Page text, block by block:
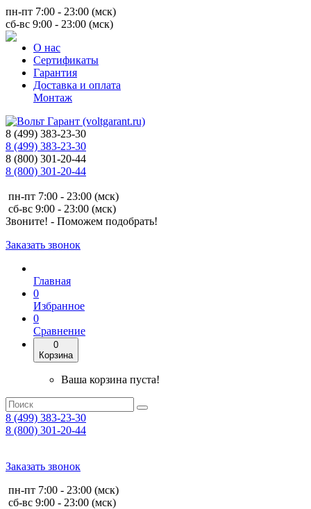
пн-пт 7:00 - 23:00 (мск)
сб-вс 9:00 - 23:00 (мск)
О нас
Сертификаты
Гарантия
Доставка и оплата
Монтаж
8 (499) 383-23-30
8 (499) 383-23-30
8 (800) 301-20-44
8 (800) 301-20-44
пн-пт 7:00 - 23:00 (мск)
сб-вс 9:00 - 23:00 (мск)
Звоните! - Поможем подобрать!
Заказать звонок
Главная
0
Избранное
0
Сравнение
0
Корзина
Ваша корзина пуста!
8 (499) 383-23-30
8 (800) 301-20-44
Заказать звонок
пн-пт 7:00 - 23:00 (мск)
сб-вс 9:00 - 23:00 (мск)